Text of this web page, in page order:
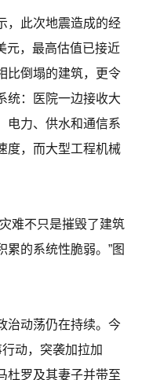
，此次地震造成的经
元，最高估值已接近
比倒塌的建筑，更令
统：医院一边接收大
电力、供水和通信系
度，而大型工程机械
难不只是摧毁了建筑
的系统性脆弱。”图
治动荡仍在持续。今
动，突袭加拉加
杜罗及其妻子并带至